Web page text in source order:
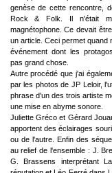
genèse de cette rencontre,
Rock & Folk. Il n'était
magnétophone. Ce devait
un article. Ceci permet quand
événement dont les
pas grand chose.
Autre procédé que j'ai
par les photos de JP Leloir,
phrase d'un des trois artiste
une mise en abyme sonore.
Juliette Gréco et Gérard
apportent des éclairages
ou de l'autre. Enfin des
au relief de l'ensemble : J.
G. Brassens interprétant